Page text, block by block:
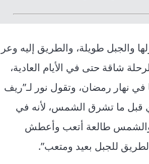
والجبل طويلة، والطريق إليه وعر
شاقة حتى في الأيام العادية،
نهار رمضان، وتقول نور لـ”ريف
قبل ما تشرق الشمس، لأنه في
طالعة أتعب وأعطش
للجبل بعيد ومتعب”.